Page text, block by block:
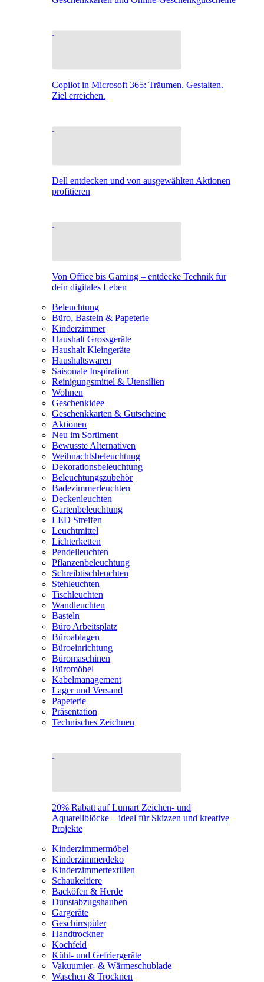
Copilot in Microsoft 365: Träumen. Gestalten.
Ziel erreichen.
Dell entdecken und von ausgewählten Aktionen
profitieren
Von Office bis Gaming – entdecke Technik für
dein digitales Leben
Beleuchtung
Büro, Basteln & Papeterie
Kinderzimmer
Haushalt Grossgeräte
Haushalt Kleingeräte
Haushaltswaren
Saisonale Inspiration
Reinigungsmittel & Utensilien
Wohnen
Geschenkidee
Geschenkkarten & Gutscheine
Aktionen
Neu im Sortiment
Bewusste Alternativen
Weihnachtsbeleuchtung
Dekorationsbeleuchtung
Beleuchtungszubehör
Badezimmerleuchten
Deckenleuchten
Gartenbeleuchtung
LED Streifen
Leuchtmittel
Lichterketten
Pendelleuchten
Pflanzenbeleuchtung
Schreibtischleuchten
Stehleuchten
Tischleuchten
Wandleuchten
Basteln
Büro Arbeitsplatz
Büroablagen
Büroeinrichtung
Büromaschinen
Büromöbel
Kabelmanagement
Lager und Versand
Papeterie
Präsentation
Technisches Zeichnen
20% Rabatt auf Lumart Zeichen- und
Aquarellblöcke – ideal für Skizzen und kreative
Projekte
Kinderzimmermöbel
Kinderzimmerdeko
Kinderzimmertextilien
Schaukeltiere
Backöfen & Herde
Dunstabzugshauben
Gargeräte
Geschirrspüler
Handtrockner
Kochfeld
Kühl- und Gefriergeräte
Vakuumier- & Wärmeschublade
Waschen & Trocknen